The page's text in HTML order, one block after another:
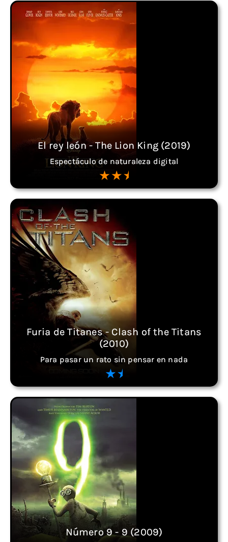
El rey león - The Lion King (2019)
Espectáculo de naturaleza digital
Furia de Titanes - Clash of the Titans
(2010)
Para pasar un rato sin pensar en nada
Número 9 - 9 (2009)